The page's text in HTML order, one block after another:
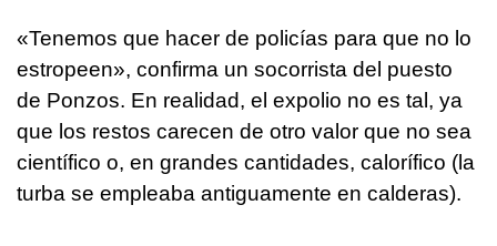
«Tenemos que hacer de policías para que no lo
estropeen», confirma un socorrista del puesto
de Ponzos. En realidad, el expolio no es tal, ya
que los restos carecen de otro valor que no sea
científico o, en grandes cantidades, calorífico (la
turba se empleaba antiguamente en calderas).